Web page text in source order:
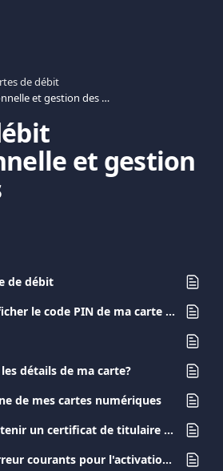
de débit
Carte de débit professionnelle et gestion des cartes
et gestion
de débit
Comment puis-je afficher le code PIN de ma carte de débit?
détails de ma carte?
de mes cartes numériques
Comment puis-je obtenir un certificat de titulaire de carte pour ma carte ?
Guide des codes d'erreur courants pour l'activation des cartes